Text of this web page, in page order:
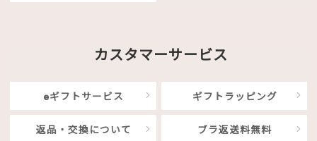
カスタマーサービス
eギフトサービス ギフトラッピング
返品・交換について ブラ返送料無料